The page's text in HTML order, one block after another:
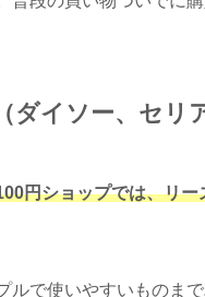
ダイソー、セリ
円ショップでは、リ
ルで使いやすいものま